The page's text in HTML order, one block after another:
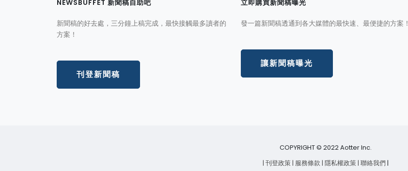
NEWSBUFFET 新聞稿自助吧
新聞稿的好去處，三分鐘上稿完成，最快接觸最多讀者的
方案！
刊登新聞稿
立即購買新聞稿曝光
發一篇新聞稿透通到各大媒體的最快速、最便捷的方案！
讓新聞稿曝光
COPYRIGHT © 2022 Aotter Inc.
| 刊登政策| 服務條款| 隱私權政策| 聯絡我們 |